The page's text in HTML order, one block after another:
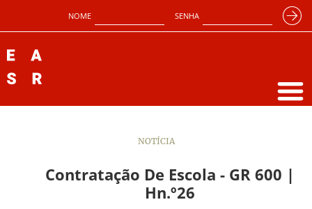
NOME SENHA
NOTÍCIA
Contratação De Escola - GR 600 |
Hn.º26